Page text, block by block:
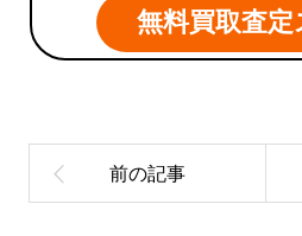
無料買取査定